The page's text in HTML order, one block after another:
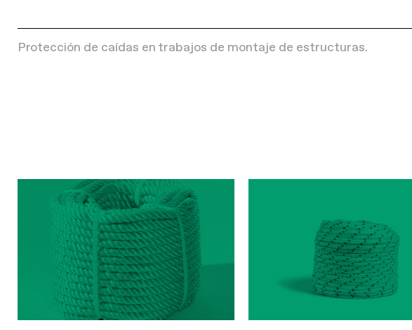
Protección de caídas en trabajos de montaje de estructuras.